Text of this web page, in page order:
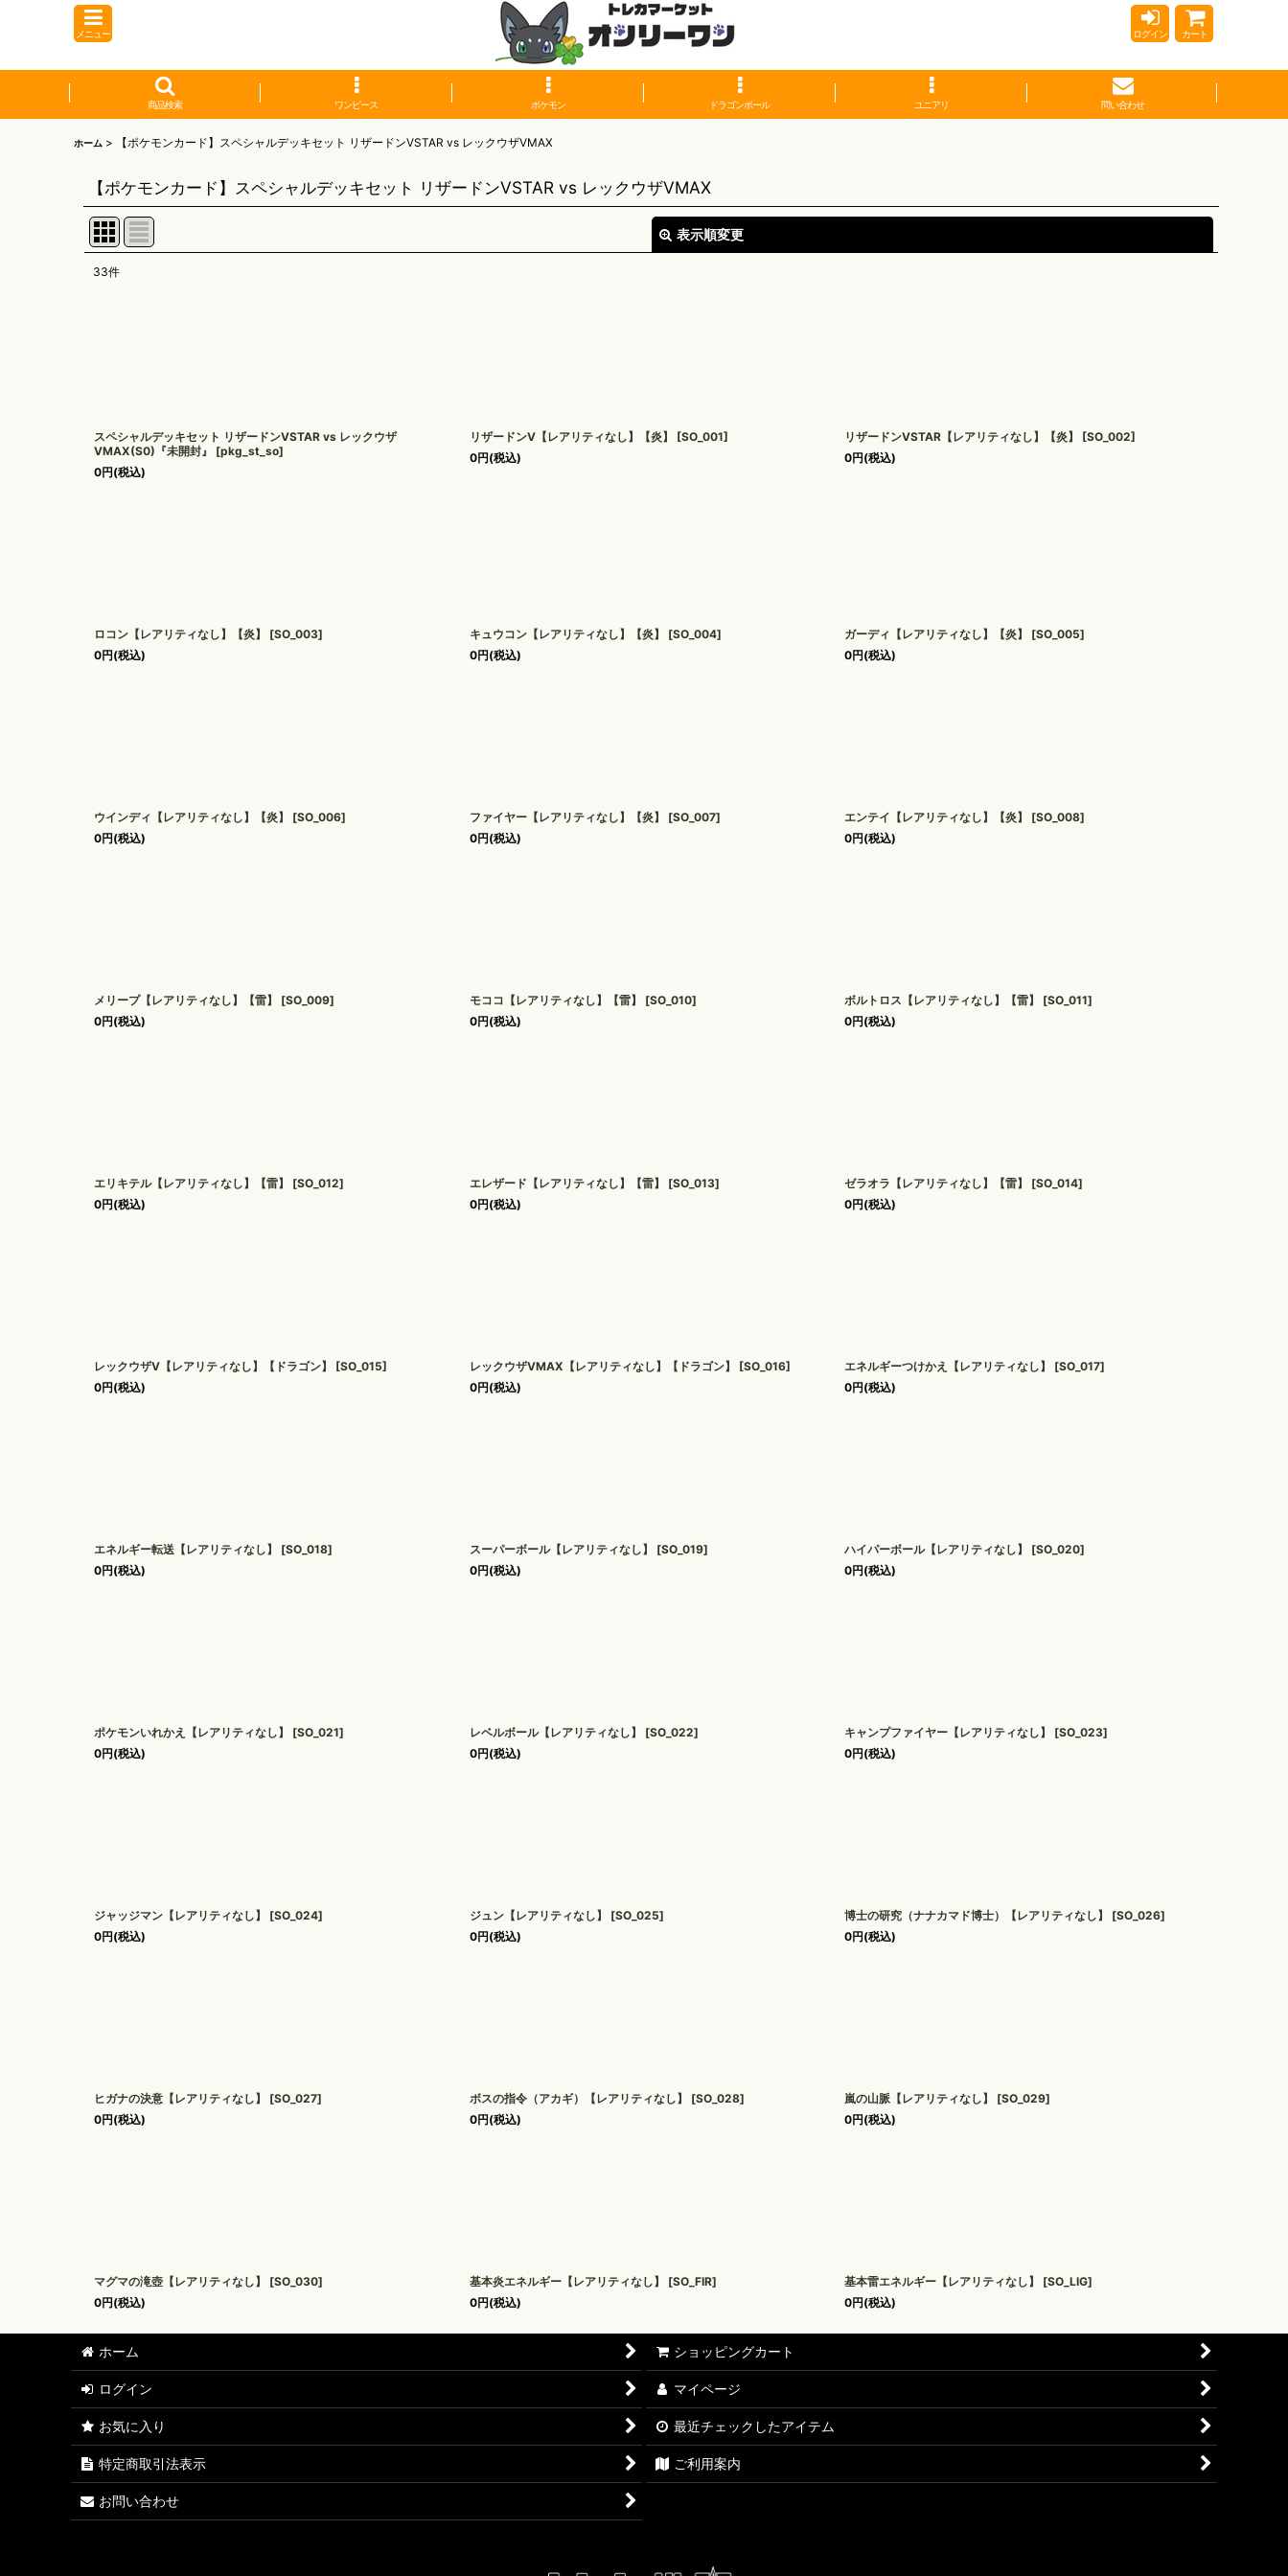
メニュー ログイン カート
商品検索 ワンピース ポケモン ドラゴンボール ユニアリ 問い合わせ
ホーム > 【ポケモンカード】スペシャルデッキセット リザードンVSTAR vs レックウザVMAX
【ポケモンカード】スペシャルデッキセット リザードンVSTAR vs レックウザVMAX
表示順変更
33件
スペシャルデッキセット リザードンVSTAR vs レックウザ
VMAX(S0)『未開封』
[pkg_st_so]
0円(税込)
リザードンV【レアリティなし】【炎】 [SO_001]
0円(税込)
リザードンVSTAR【レアリティなし】【炎】 [SO_002]
0円(税込)
ロコン【レアリティなし】【炎】 [SO_003]
0円(税込)
キュウコン【レアリティなし】【炎】 [SO_004]
0円(税込)
ガーディ【レアリティなし】【炎】 [SO_005]
0円(税込)
ウインディ【レアリティなし】【炎】 [SO_006]
0円(税込)
ファイヤー【レアリティなし】【炎】 [SO_007]
0円(税込)
エンテイ【レアリティなし】【炎】 [SO_008]
0円(税込)
メリープ【レアリティなし】【雷】 [SO_009]
0円(税込)
モココ【レアリティなし】【雷】 [SO_010]
0円(税込)
ボルトロス【レアリティなし】【雷】 [SO_011]
0円(税込)
エリキテル【レアリティなし】【雷】 [SO_012]
0円(税込)
エレザード【レアリティなし】【雷】 [SO_013]
0円(税込)
ゼラオラ【レアリティなし】【雷】 [SO_014]
0円(税込)
レックウザV【レアリティなし】【ドラゴン】 [SO_015]
0円(税込)
レックウザVMAX【レアリティなし】【ドラゴン】 [SO_016]
0円(税込)
エネルギーつけかえ【レアリティなし】 [SO_017]
0円(税込)
エネルギー転送【レアリティなし】 [SO_018]
0円(税込)
スーパーボール【レアリティなし】 [SO_019]
0円(税込)
ハイパーボール【レアリティなし】 [SO_020]
0円(税込)
ポケモンいれかえ【レアリティなし】 [SO_021]
0円(税込)
レベルボール【レアリティなし】 [SO_022]
0円(税込)
キャンプファイヤー【レアリティなし】 [SO_023]
0円(税込)
ジャッジマン【レアリティなし】 [SO_024]
0円(税込)
ジュン【レアリティなし】 [SO_025]
0円(税込)
博士の研究（ナナカマド博士）【レアリティなし】 [SO_026]
0円(税込)
ヒガナの決意【レアリティなし】 [SO_027]
0円(税込)
ボスの指令（アカギ）【レアリティなし】 [SO_028]
0円(税込)
嵐の山脈【レアリティなし】 [SO_029]
0円(税込)
マグマの滝壺【レアリティなし】 [SO_030]
0円(税込)
基本炎エネルギー【レアリティなし】 [SO_FIR]
0円(税込)
基本雷エネルギー【レアリティなし】 [SO_LIG]
0円(税込)
ホーム ショッピングカート
ログイン マイページ
お気に入り 最近チェックしたアイテム
特定商取引法表示 ご利用案内
お問い合わせ